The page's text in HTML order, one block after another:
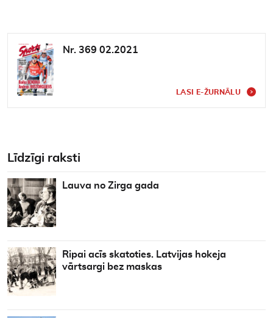
Nr. 369 02.2021
LASI E-ŽURNĀLU
Līdzīgi raksti
Lauva no Zirga gada
Ripai acīs skatoties. Latvijas hokeja
vārtsargi bez maskas